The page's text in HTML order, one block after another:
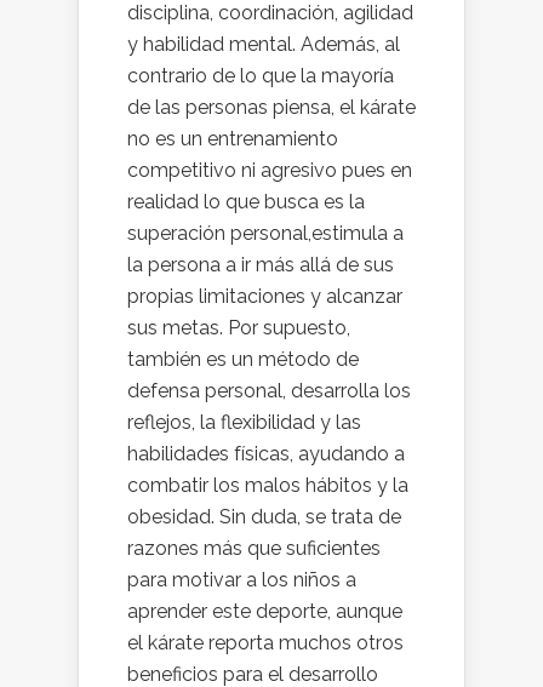
disciplina, coordinación, agilidad
y habilidad mental. Además, al
contrario de lo que la mayoría
de las personas piensa, el kárate
no es un entrenamiento
competitivo ni agresivo pues en
realidad lo que busca es la
superación personal,estimula a
la persona a ir más allá de sus
propias limitaciones y alcanzar
sus metas. Por supuesto,
también es un método de
defensa personal, desarrolla los
reflejos, la flexibilidad y las
habilidades físicas, ayudando a
combatir los malos hábitos y la
obesidad. Sin duda, se trata de
razones más que suficientes
para motivar a los niños a
aprender este deporte, aunque
el kárate reporta muchos otros
beneficios para el desarrollo